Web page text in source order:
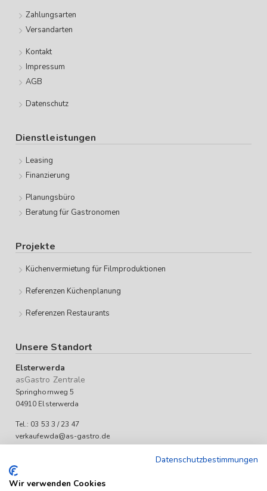
Zahlungsarten
Versandarten
Kontakt
Impressum
AGB
Datenschutz
Dienstleistungen
Leasing
Finanzierung
Planungsbüro
Beratung für Gastronomen
Projekte
Küchenvermietung für Filmproduktionen
Referenzen Küchenplanung
Referenzen Restaurants
Unsere Standort
Elsterwerda
asGastro Zentrale
Springhornweg 5
04910 Elsterwerda
Tel.: 03 53 3 / 23 47
verkaufewda@as-gastro.de
Mo-Fr 09:00 bis 17:00 Uhr
Datenschutzbestimmungen
Wir verwenden Cookies